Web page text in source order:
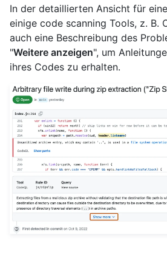
In der detaillierten Ansicht für
einige code scanning Tools, z. B.
auch eine Beschreibung des
"Weitere anzeigen", um
ihres Codes zu erhalten.